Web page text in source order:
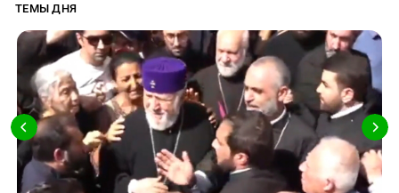
ТЕМЫ ДНЯ